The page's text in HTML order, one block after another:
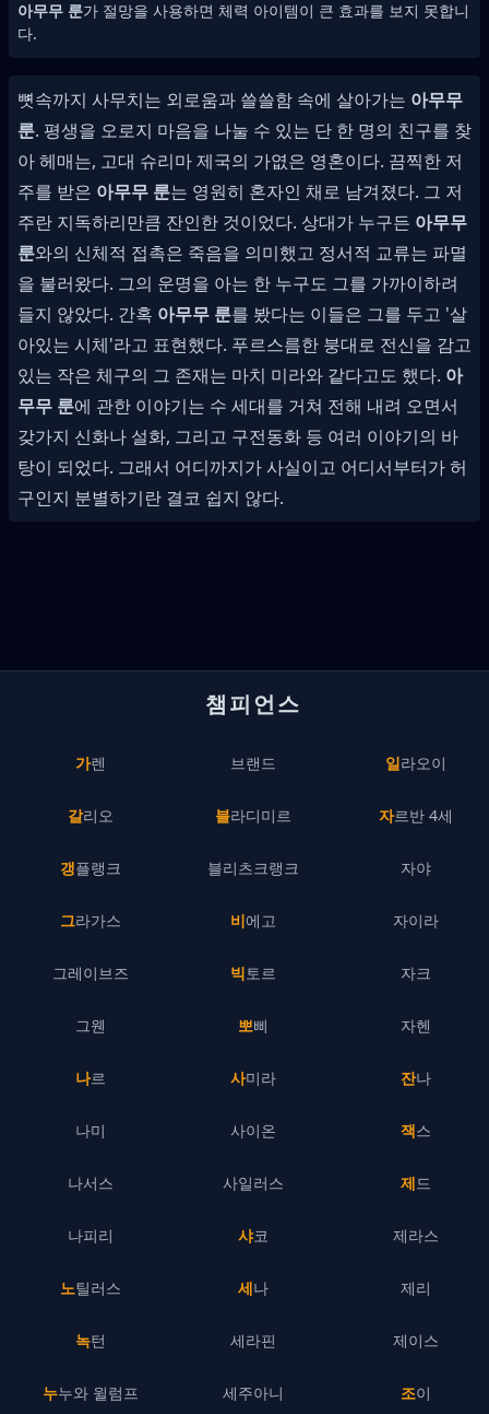
아무무 룬가 절망을 사용하면 체력 아이템이 큰 효과를 보지 못합니
다.
뼛속까지 사무치는 외로움과 쓸쓸함 속에 살아가는 아무무
룬. 평생을 오로지 마음을 나눌 수 있는 단 한 명의 친구를 찾
아 헤매는, 고대 슈리마 제국의 가엾은 영혼이다. 끔찍한 저
주를 받은 아무무 룬는 영원히 혼자인 채로 남겨졌다. 그 저
주란 지독하리만큼 잔인한 것이었다. 상대가 누구든 아무무
룬와의 신체적 접촉은 죽음을 의미했고 정서적 교류는 파멸
을 불러왔다. 그의 운명을 아는 한 누구도 그를 가까이하려
들지 않았다. 간혹 아무무 룬를 봤다는 이들은 그를 두고 '살
아있는 시체'라고 표현했다. 푸르스름한 붕대로 전신을 감고
있는 작은 체구의 그 존재는 마치 미라와 같다고도 했다. 아
무무 룬에 관한 이야기는 수 세대를 거쳐 전해 내려 오면서
갖가지 신화나 설화, 그리고 구전동화 등 여러 이야기의 바
탕이 되었다. 그래서 어디까지가 사실이고 어디서부터가 허
구인지 분별하기란 결코 쉽지 않다.
챔피언스
가렌
갈리오
갱플랭크
그라가스
그레이브즈
그웬
나르
나미
나서스
나피리
노틸러스
녹턴
누누와 윌럼프
브랜드
블라디미르
블리츠크랭크
비에고
빅토르
뽀삐
사미라
사이온
사일러스
샤코
세나
세라핀
세주아니
일라오이
자르반 4세
자야
자이라
자크
자헨
잔나
잭스
제드
제라스
제리
제이스
조이